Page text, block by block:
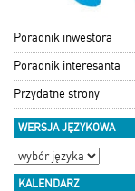
Poradnik inwestora
Poradnik interesanta
Przydatne strony
WERSJA JĘZYKOWA
KALENDARZ